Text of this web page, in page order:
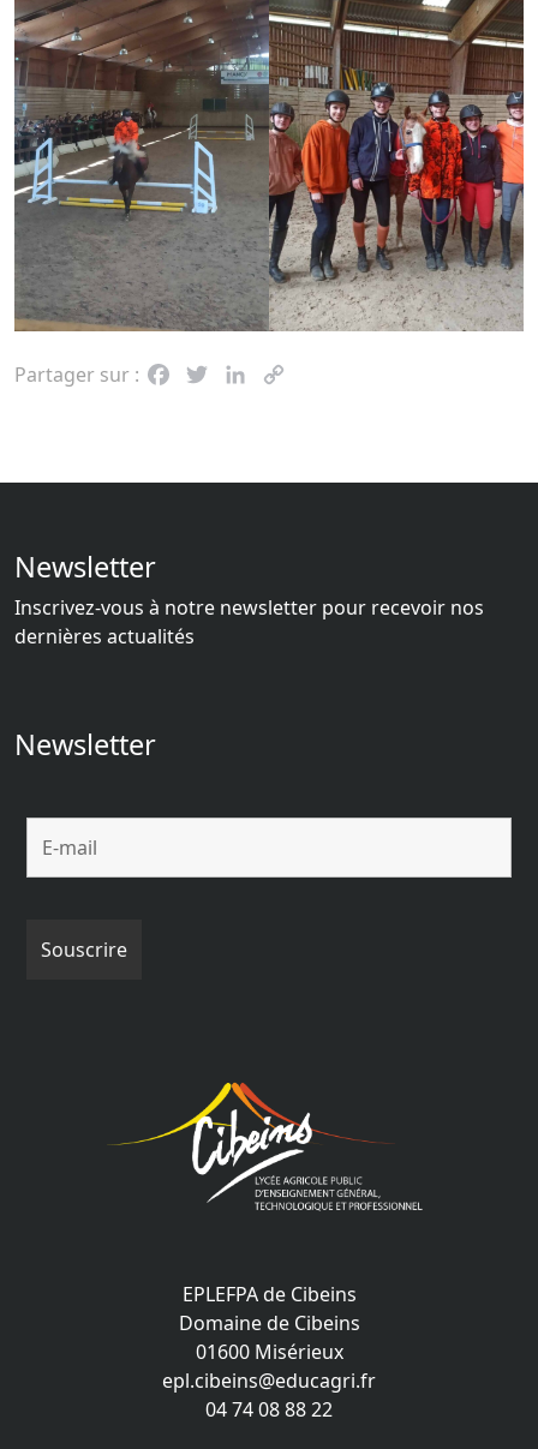
Partager sur : FacebookTwitterLinkedIn
Newsletter
Inscrivez-vous à notre newsletter pour recevoir nos
dernières actualités
Newsletter
EPLEFPA de Cibeins
Domaine de Cibeins
01600 Misérieux
epl.cibeins@educagri.fr
04 74 08 88 22